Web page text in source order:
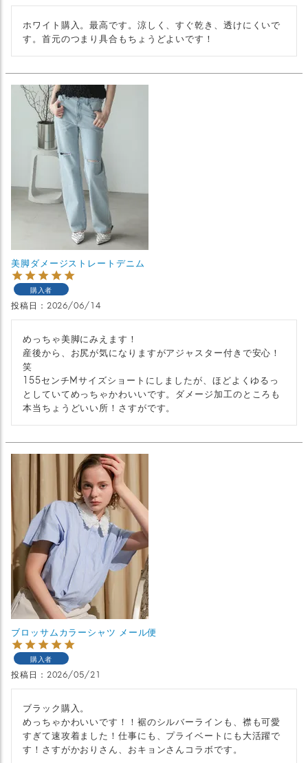
ホワイト購入。最高です。涼しく、すぐ乾き、透けにくいで
す。首元のつまり具合もちょうどよいです！
美脚ダメージストレートデニム
購入者
投稿日 2026/06/14
めっちゃ美脚にみえます！
産後から、お尻が気になりますがアジャスター付きで安心！
笑
155センチMサイズショートにしましたが、ほどよくゆるっ
としていてめっちゃかわいいです。ダメージ加工のところも
本当ちょうどいい所！さすがです。
ブロッサムカラーシャツ メール便
購入者
投稿日 2026/05/21
ブラック購入。
めっちゃかわいいです！！裾のシルバーラインも、襟も可愛
すぎて速攻着ました！仕事にも、プライベートにも大活躍で
す！さすがかおりさん、おキョンさんコラボです。